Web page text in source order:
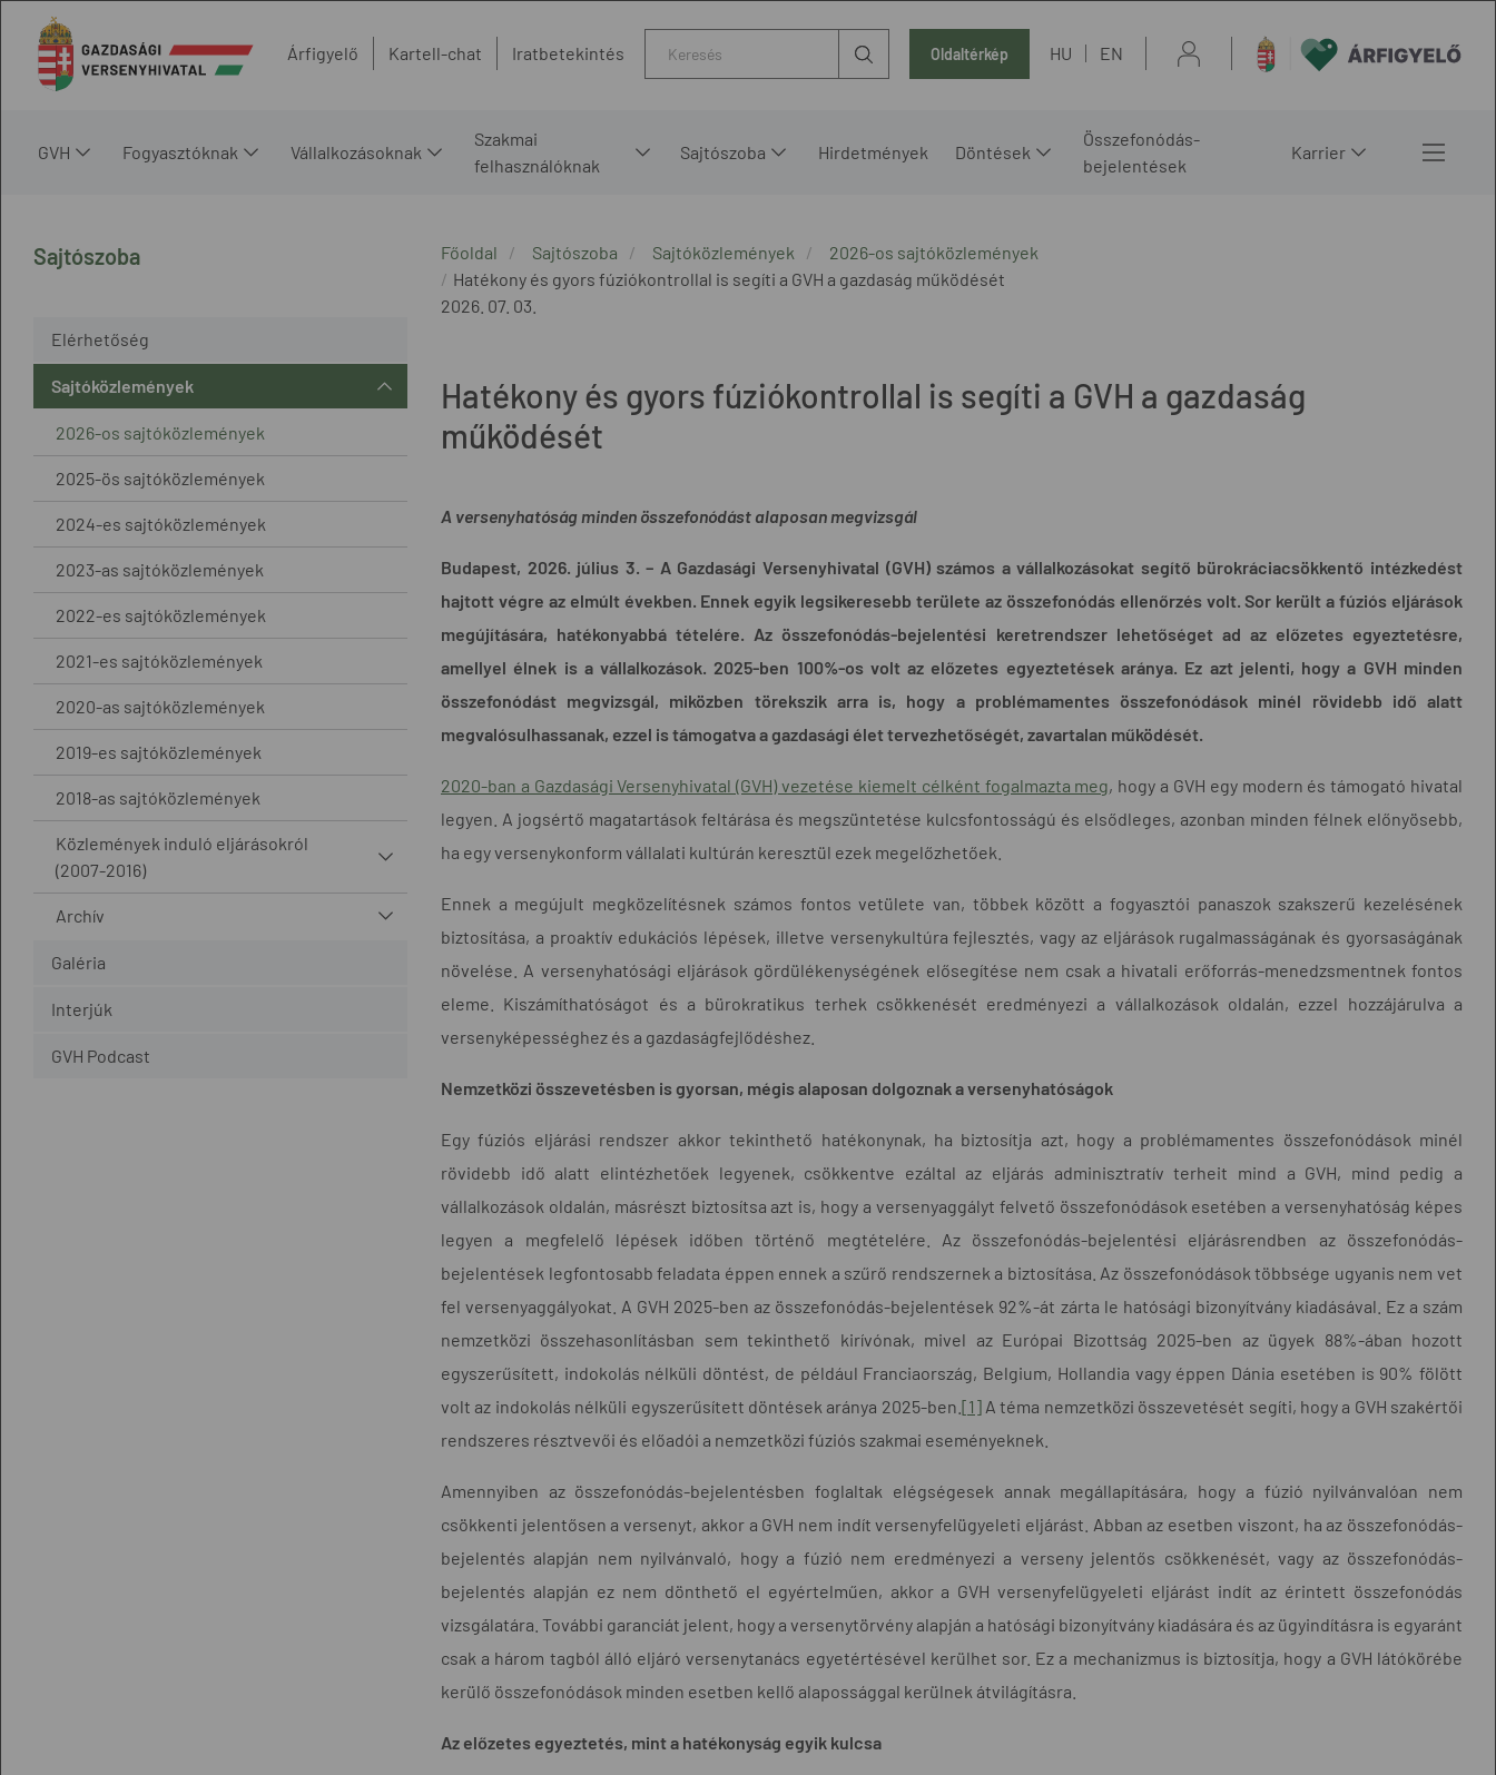
Árfigyelő Kartell-chat Iratbetekintés Oldaltérkép HU EN
GVH Fogyasztóknak Vállalkozásoknak
Szakmai
felhasználóknak
Sajtószoba Hirdetmények Döntések
Összefonódás-
bejelentések
Karrier
Sajtószoba
Elérhetőség
Sajtóközlemények
2026-os sajtóközlemények
2025-ös sajtóközlemények
2024-es sajtóközlemények
2023-as sajtóközlemények
2022-es sajtóközlemények
2021-es sajtóközlemények
2020-as sajtóközlemények
2019-es sajtóközlemények
2018-as sajtóközlemények
Közlemények induló eljárásokról
(2007-2016)
Archív
Galéria
Interjúk
GVH Podcast
Főoldal Sajtószoba Sajtóközlemények
2026-os sajtóközlemények
Hatékony és gyors fúziókontrollal is segíti a GVH a gazdaság működését
2026. 07. 03.
Hatékony és gyors fúziókontrollal is segíti a GVH a gazdaság
működését
A versenyhatóság minden összefonódást alaposan megvizsgál
Budapest, 2026. július 3. – A Gazdasági Versenyhivatal (GVH) számos a vállalkozásokat segítő bürokráciacsökkentő intézkedést
hajtott végre az elmúlt években. Ennek egyik legsikeresebb területe az összefonódás ellenőrzés volt. Sor került a fúziós eljárások
megújítására, hatékonyabbá tételére. Az összefonódás-bejelentési keretrendszer lehetőséget ad az előzetes egyeztetésre,
amellyel élnek is a vállalkozások. 2025-ben 100%-os volt az előzetes egyeztetések aránya. Ez azt jelenti, hogy a GVH minden
összefonódást megvizsgál, miközben törekszik arra is, hogy a problémamentes összefonódások minél rövidebb idő alatt
megvalósulhassanak, ezzel is támogatva a gazdasági élet tervezhetőségét, zavartalan működését.
2020-ban a Gazdasági Versenyhivatal (GVH) vezetése kiemelt célként fogalmazta meg, hogy a GVH egy modern és támogató hivatal
legyen. A jogsértő magatartások feltárása és megszüntetése kulcsfontosságú és elsődleges, azonban minden félnek előnyösebb,
ha egy versenykonform vállalati kultúrán keresztül ezek megelőzhetőek.
Ennek a megújult megközelítésnek számos fontos vetülete van, többek között a fogyasztói panaszok szakszerű kezelésének
biztosítása, a proaktív edukációs lépések, illetve versenykultúra fejlesztés, vagy az eljárások rugalmasságának és gyorsaságának
növelése. A versenyhatósági eljárások gördülékenységének elősegítése nem csak a hivatali erőforrás-menedzsmentnek fontos
eleme. Kiszámíthatóságot és a bürokratikus terhek csökkenését eredményezi a vállalkozások oldalán, ezzel hozzájárulva a
versenyképességhez és a gazdaságfejlődéshez.
Nemzetközi összevetésben is gyorsan, mégis alaposan dolgoznak a versenyhatóságok
Egy fúziós eljárási rendszer akkor tekinthető hatékonynak, ha biztosítja azt, hogy a problémamentes összefonódások minél
rövidebb idő alatt elintézhetőek legyenek, csökkentve ezáltal az eljárás adminisztratív terheit mind a GVH, mind pedig a
vállalkozások oldalán, másrészt biztosítsa azt is, hogy a versenyaggályt felvető összefonódások esetében a versenyhatóság képes
legyen a megfelelő lépések időben történő megtételére. Az összefonódás-bejelentési eljárásrendben az összefonódás-
bejelentések legfontosabb feladata éppen ennek a szűrő rendszernek a biztosítása. Az összefonódások többsége ugyanis nem vet
fel versenyaggályokat. A GVH 2025-ben az összefonódás-bejelentések 92%-át zárta le hatósági bizonyítvány kiadásával. Ez a szám
nemzetközi összehasonlításban sem tekinthető kirívónak, mivel az Európai Bizottság 2025-ben az ügyek 88%-ában hozott
egyszerűsített, indokolás nélküli döntést, de például Franciaország, Belgium, Hollandia vagy éppen Dánia esetében is 90% fölött
volt az indokolás nélküli egyszerűsített döntések aránya 2025-ben. [1]A téma nemzetközi összevetését segíti, hogy a GVH szakértői
rendszeres résztvevői és előadói a nemzetközi fúziós szakmai eseményeknek.
Amennyiben az összefonódás-bejelentésben foglaltak elégségesek annak megállapítására, hogy a fúzió nyilvánvalóan nem
csökkenti jelentősen a versenyt, akkor a GVH nem indít versenyfelügyeleti eljárást. Abban az esetben viszont, ha az összefonódás-
bejelentés alapján nem nyilvánvaló, hogy a fúzió nem eredményezi a verseny jelentős csökkenését, vagy az összefonódás-
bejelentés alapján ez nem dönthető el egyértelműen, akkor a GVH versenyfelügyeleti eljárást indít az érintett összefonódás
vizsgálatára. További garanciát jelent, hogy a versenytörvény alapján a hatósági bizonyítvány kiadására és az ügyindításra is egyaránt
csak a három tagból álló eljáró versenytanács egyetértésével kerülhet sor. Ez a mechanizmus is biztosítja, hogy a GVH látókörébe
kerülő összefonódások minden esetben kellő alapossággal kerülnek átvilágításra.
Az előzetes egyeztetés, mint a hatékonyság egyik kulcsa